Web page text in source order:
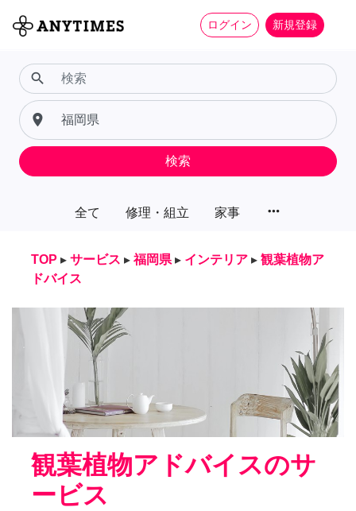
ログイン 新規登録
全て 修理・組立 家事 more_horiz
search
place
検索
TOP ▸ サービス ▸ 福岡県 ▸ インテリア ▸ 観葉植物ア
ドバイス
観葉植物アドバイスのサ
ービス